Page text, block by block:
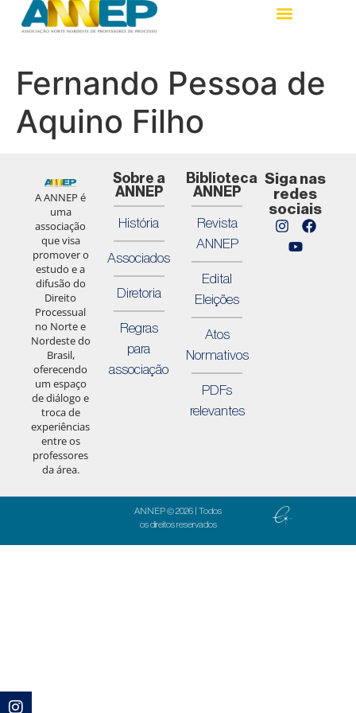
Fernando Pessoa de
Aquino Filho
A ANNEP é
uma
associação
que visa
promover o
estudo e a
difusão do
Direito
Processual
no Norte e
Nordeste do
Brasil,
oferecendo
um espaço
de diálogo e
troca de
experiências
entre os
professores
da área.
Sobre a
ANNEP
História
Associados
Diretoria
Regras
para
associação
Biblioteca
ANNEP
Revista
ANNEP
Edital
Eleições
Atos
Normativos
PDFs
relevantes
Siga nas
redes
sociais
ANNEP © 2026 | Todos
os direitos reservados